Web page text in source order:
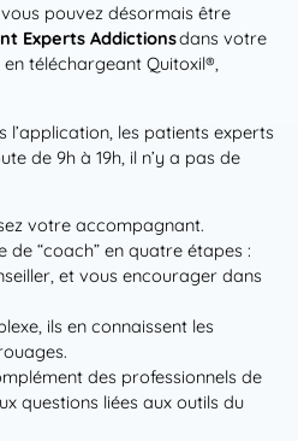
pouvez désormais être
Experts Addictionsdans votre
téléchargeant Quitoxil®,
l’application, les patients experts
de 9h à 19h, il n’y a pas de
votre accompagnant.
de “coach” en quatre étapes :
et vous encourager dans
ils en connaissent les
des professionnels de
questions liées aux outils du